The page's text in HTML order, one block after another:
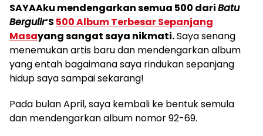
SAYAAku mendengarkan semua 500 dariBatu
Bergulir‘S 500 Album Terbesar Sepanjang
Masayang sangat saya nikmati.Saya senang
menemukan artis baru dan mendengarkan album
yang entah bagaimana saya rindukan sepanjang
hidup saya sampai sekarang!
Pada bulan April, saya kembali ke bentuk semula
dan mendengarkan album nomor 92-69.